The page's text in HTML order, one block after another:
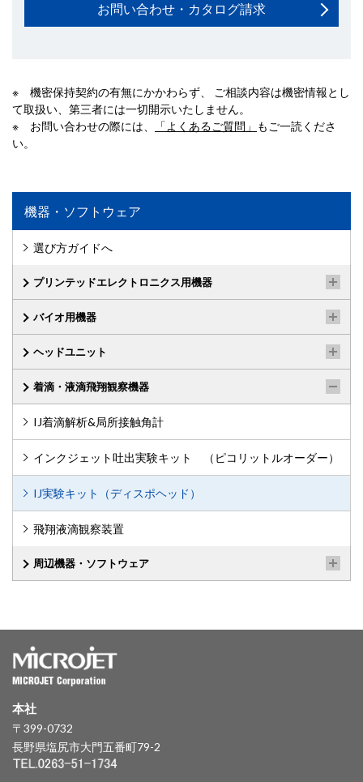
お問い合わせ・カタログ請求
※ 機密保持契約の有無にかかわらず、 ご相談内容は機密情報とし
て取扱い、第三者には一切開示いたしません。
※ お問い合わせの際には、
「よくあるご質問」 もご一読くださ
い。
機器・ソフトウェア
選び方ガイドへ
プリンテッドエレクトロニクス用機器
バイオ用機器
ヘッドユニット
着滴・液滴飛翔観察機器
IJ着滴解析&局所接触角計
インクジェット吐出実験キット （ピコリットルオーダー）
IJ実験キット（ディスポヘッド）
飛翔液滴観察装置
周辺機器・ソフトウェア
本社
〒399-0732
長野県塩尻市大門五番町79-2